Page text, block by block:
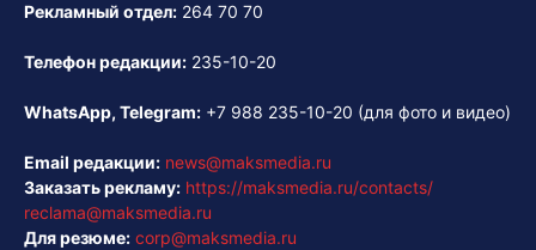
Рекламный отдел: 264 70 70
Телефон редакции: 235-10-20
WhatsApp, Telegram: +7 988 235-10-20 (для фото и видео)
Email редакции: news@maksmedia.ru
Заказать рекламу: https://maksmedia.ru/contacts/
reclama@maksmedia.ru
Для резюме: corp@maksmedia.ru